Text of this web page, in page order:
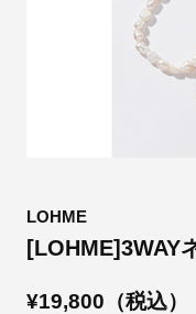
LOHME
[LOHME]3WAY
¥19,800（税込）